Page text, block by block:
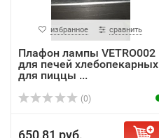
избранное сравнить
Плафон лампы VETRO002
для печей хлебопекарных
для пиццы ...
(0)
650,81 руб.